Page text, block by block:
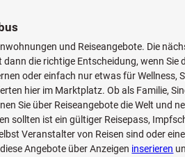
und Reiseangebote. Die
die richtige Entscheidung, wenn Sie
oder einfach nur etwas für Wellness,
hier im Marktplatz. Ob als Familie,
Sie über Reiseangebote die Welt und
sollten ist ein gültiger Reisepass,
Veranstalter von Reisen sind oder eine
Angebote über Anzeigen inserieren